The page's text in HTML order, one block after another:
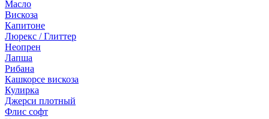
Масло
Вискоза
Капитоне
Люрекс / Глиттер
Неопрен
Лапша
Рибана
Кашкорсе вискоза
Кулирка
Джерси плотный
Флис софт